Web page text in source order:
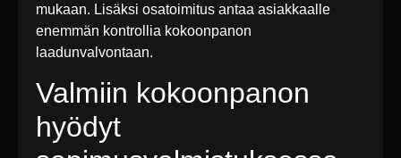
mukaan. Lisäksi osatoimitus antaa asiakkaalle
enemmän kontrollia kokoonpanon
laadunvalvontaan.
Valmiin kokoonpanon
hyödyt